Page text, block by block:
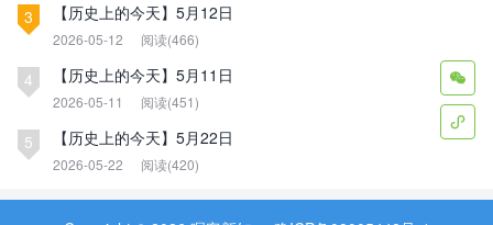
3 【历史上的今天】5月12日
2026-05-12 阅读(466)
4 【历史上的今天】5月11日
2026-05-11 阅读(451)
5 【历史上的今天】5月22日
2026-05-22 阅读(420)

